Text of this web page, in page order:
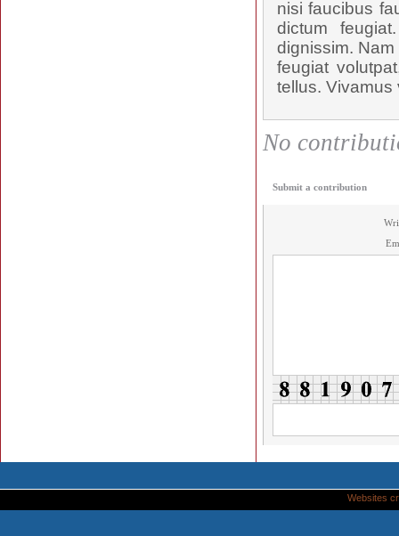
nisi faucibus
dictum
dignissim.
feugiat
tellus. Vivamus
No
Submit a contribution
Websites